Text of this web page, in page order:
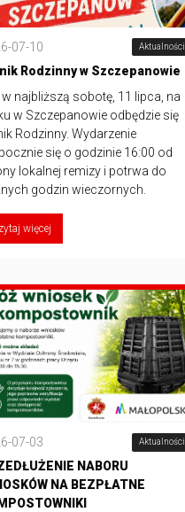
07-10 Aktualności
Rodzinny w Szczepanowie
najbliższą sobotę, 11 lipca, na
w Szczepanowie odbędzie się
Rodzinny. Wydarzenie
się o godzinie 16:00 od
lokalnej remizy i potrwa do
godzin wieczornych.
więcej
07-03 Aktualności
NABORU
NA BEZPŁATNE